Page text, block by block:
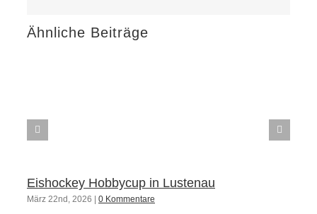
Ähnliche Beiträge
Eishockey Hobbycup in Lustenau
März 22nd, 2026 0 Kommentare